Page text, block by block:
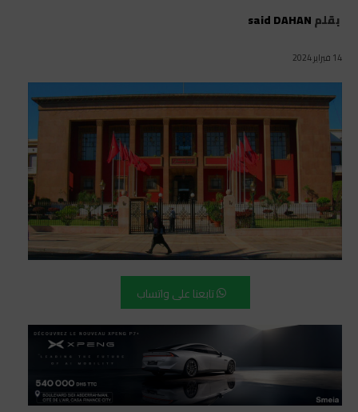
بقلمsaid DAHAN
14 فبراير 2024
تابعنا على واتساب